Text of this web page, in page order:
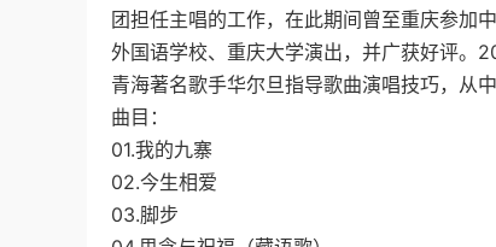
团担任主唱的工作，在此期间曾至重庆参加
外国语学校、重庆大学演出，并广获好评。
青海著名歌手华尔旦指导歌曲演唱技巧，从中
曲目：
01.我的九寨
02.今生相爱
03.脚步